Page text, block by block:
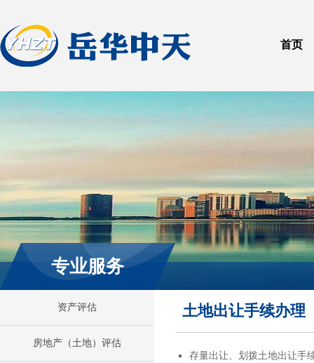
首页
专业服务
资产评估
房地产（土地）评估
土地出让手续办理
存量出让、划拨土地出让手